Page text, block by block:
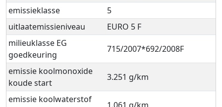
emissieklasse
5
uitlaatemissieniveau
EURO 5 F
milieuklasse EG
goedkeuring
715/2007*692/2008F
emissie koolmonoxide
koude start
3.251 g/km
emissie koolwaterstof
1.061 g/km